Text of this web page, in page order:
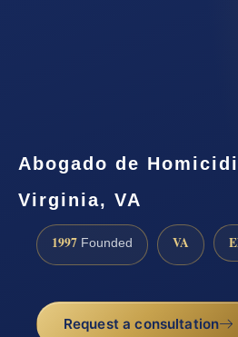
Abogado de
Virginia, VA
1997 Founded VA
Request a consultation